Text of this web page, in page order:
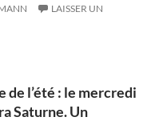
LAISSER UN
de l’été : le mercredi
Saturne. Un